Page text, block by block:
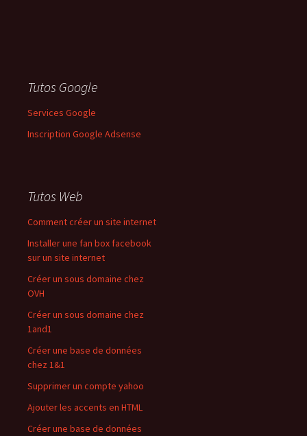
Tutos Google
Services Google
Inscription Google Adsense
Tutos Web
Comment créer un site internet
Installer une fan box facebook
sur un site internet
Créer un sous domaine chez
OVH
Créer un sous domaine chez
1and1
Créer une base de données
chez 1&1
Supprimer un compte yahoo
Ajouter les accents en HTML
Créer une base de données